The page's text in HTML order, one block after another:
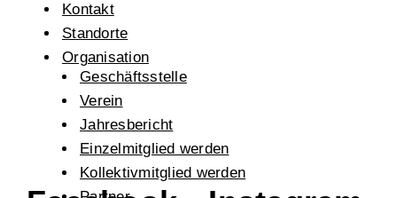
Kontakt
Standorte
Organisation
Geschäftsstelle
Verein
Jahresbericht
Einzelmitglied werden
Kollektivmitglied werden